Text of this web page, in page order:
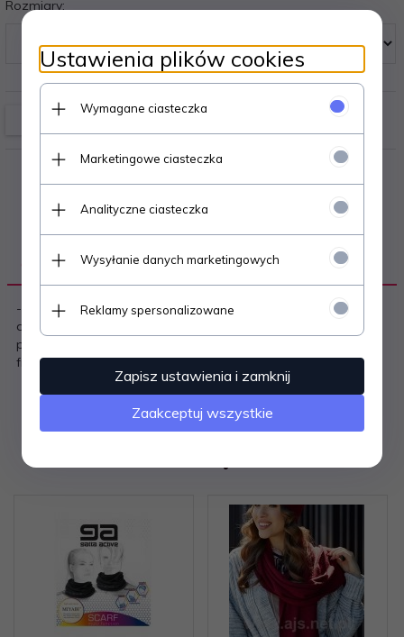
Rozmiary:
OPIS PRODUKTU
- dwustronny szalik jesienny - wykonany z przyjemnego w
dotyku materiału - jedna strona gładka, druga w delikatne
paski- utrzymany w pastelowej kolorystyce- zakończony
frędzelkami Skład: 50% rayon, 50% akryl
Ustawienia plików cookies
Wymagane ciasteczka
Marketingowe ciasteczka
Analityczne ciasteczka
Wysyłanie danych marketingowych
Reklamy spersonalizowane
Zapisz ustawienia i zamknij
Zaakceptuj wszystkie